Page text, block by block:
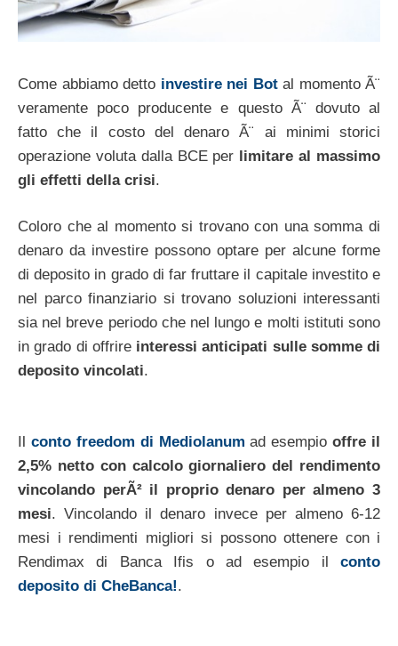
Come abbiamo detto investire nei Botal momento Ã¨
veramente poco producente e questo Ã¨ dovuto al
fatto che il costo del denaro Ã¨ ai minimi storici
operazione voluta dalla BCE per limitare al massimo
gli effetti della crisi.
Coloro che al momento si trovano con una somma di
denaro da investire possono optare per alcune forme
di deposito in grado di far fruttare il capitale investito e
nel parco finanziario si trovano soluzioni interessanti
sia nel breve periodo che nel lungo e molti istituti sono
in grado di offrire interessi anticipati sulle somme di
deposito vincolati.
Il conto freedom di Mediolanum ad esempiooffre il
2,5% netto con calcolo giornaliero del rendimento
vincolando perÃ² il proprio denaro per almeno 3
mesi. Vincolando il denaro invece per almeno 6-12
mesi i rendimenti migliori si possono ottenere con i
Rendimax di Banca Ifis o ad esempio il conto
deposito di CheBanca!.